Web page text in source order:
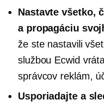
Nastavte všetko,
a propagáciu
že ste nastavili
službou Ecwid
správcov reklám,
Usporiadajte a